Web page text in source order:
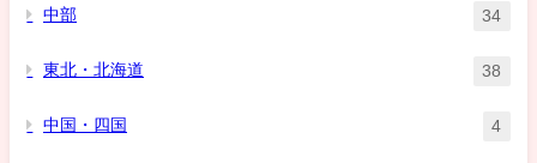
中部 34
東北・北海道 38
中国・四国 4